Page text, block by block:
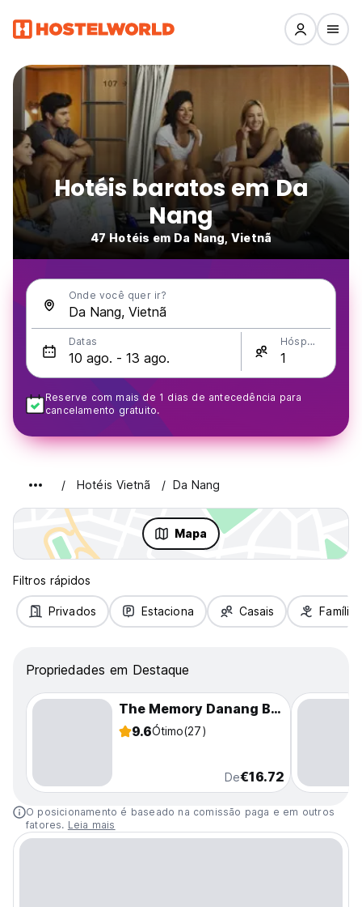
Hotéis baratos em Da
Nang
47 Hotéis em Da Nang, Vietnã
Onde você quer ir?
Datas Hóspedes
Reserve com mais de 1 dias de antecedência para
cancelamento gratuito.
Hotéis Vietnã Da Nang
Mapa
Filtros rápidos
Privados Estaciona Casais Famílias
Propriedades em Destaque
The Memory Danang Boutique
9.6Ótimo(27)
De€16.72
O posicionamento é baseado na comissão paga e em outros
fatores. Leia mais